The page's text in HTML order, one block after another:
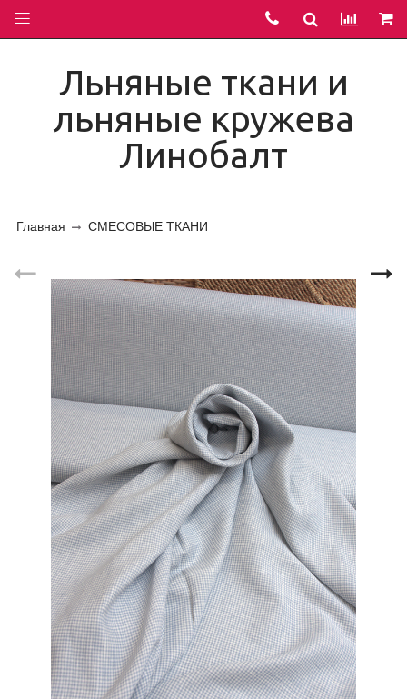
Льняные ткани и
льняные кружева
Линобалт
Главная СМЕСОВЫЕ ТКАНИ